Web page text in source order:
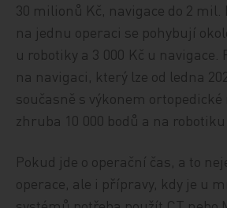
30 milionů Kč, navigace do 2 mil.
na jednu operaci se pohybují
u robotiky a 3 000 Kč u navigace.
na navigaci, který lze od ledna
současně s výkonem
zhruba 10 000 bodů a na robotiku
Pokud jde o operační čas, a to
operace, ale i přípravy, kdy je u